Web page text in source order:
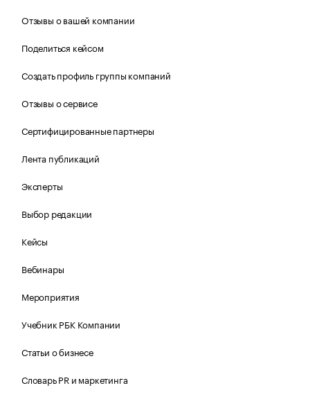
Отзывы о вашей компании
Поделиться кейсом
Создать профиль группы компаний
Отзывы о сервисе
Сертифицированные партнеры
Лента публикаций
Эксперты
Выбор редакции
Кейсы
Вебинары
Мероприятия
Учебник РБК Компании
Статьи о бизнесе
Словарь PR и маркетинга